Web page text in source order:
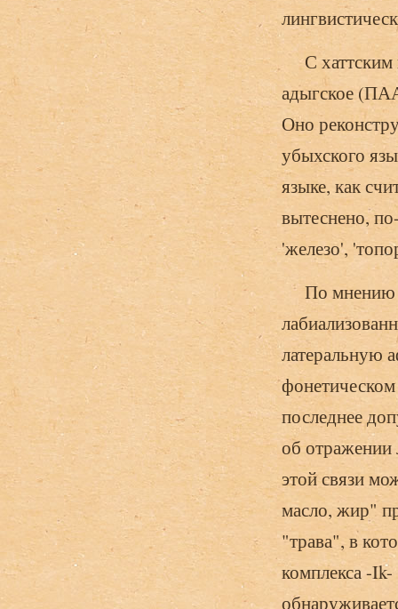
С хаттским
адыгское
Оно
убыхского
языке, как
вытеснено,
'железо',
По мнению
латеральную
последнее
об отражении
этой связи
масло, жир"
"трава", в
комплекса -